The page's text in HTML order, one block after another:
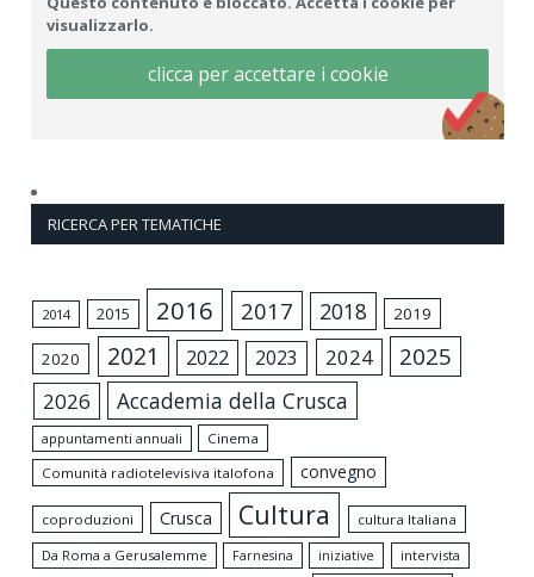
visualizzarlo.
clicca per accettare i cookie
RICERCA PER TEMATICHE
2014 2015 2016 2017 2018 2019
2020 2021 2022 2023 2024 2025
2026 Accademia della Crusca
appuntamenti annuali
Cinema
Comunità radiotelevisiva italofona
convegno
coproduzioni Crusca Cultura
cultura Italiana
Da Roma a Gerusalemme
Farnesina iniziative intervista